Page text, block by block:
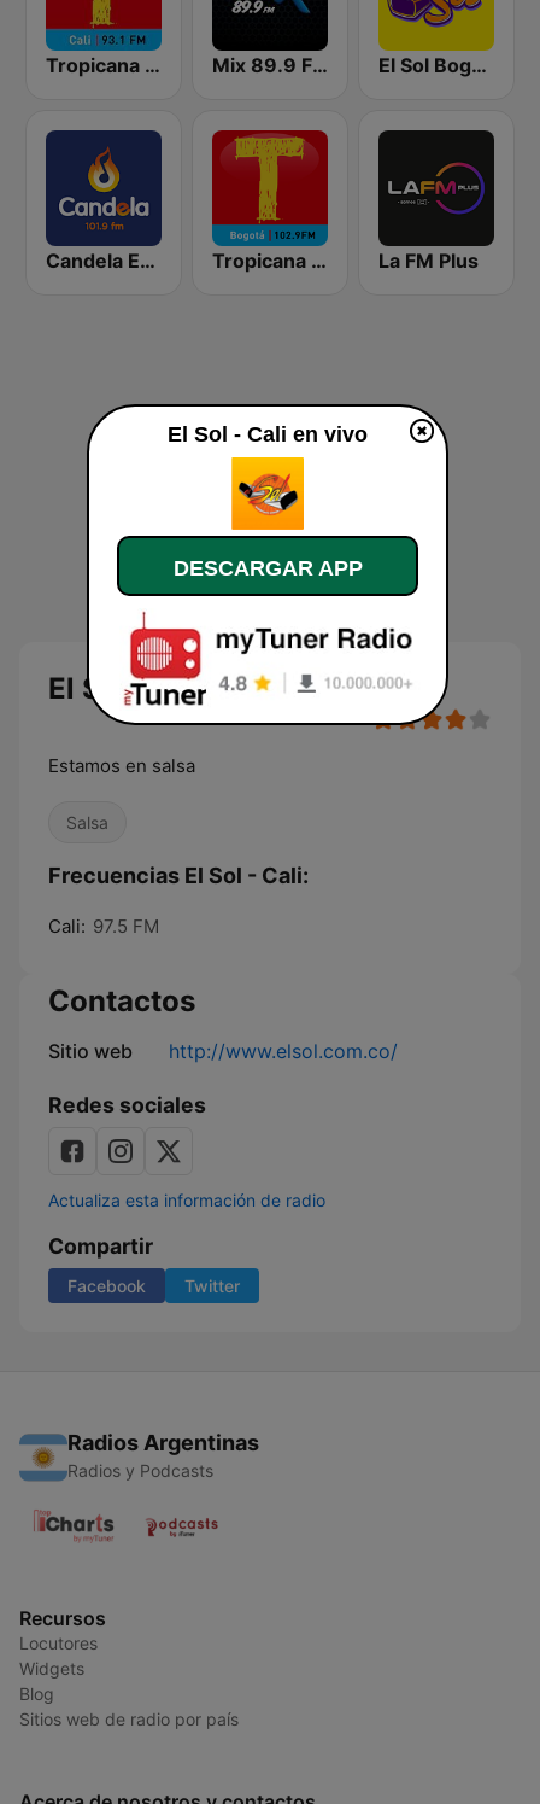
Tropicana Cali Mix 89.9 FM Medellin El Sol Bogotá
Candela Estereo 101.9 FM Tropicana Bogotá La FM Plus
El Sol - Cali
Estamos en salsa
Salsa
Frecuencias El Sol - Cali:
Cali: 97.5 FM
Contactos
Sitio web http://www.elsol.com.co/
Redes sociales
Actualiza esta información de radio
Compartir
Facebook Twitter
Radios Argentinas
Radios y Podcasts
Recursos
Locutores
Widgets
Blog
Sitios web de radio por país
El Sol - Cali en vivo
DESCARGAR APP